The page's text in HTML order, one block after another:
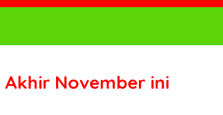
November ini